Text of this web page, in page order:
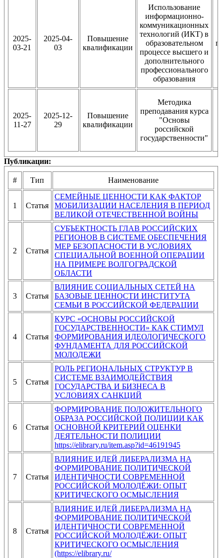
2025-
03-21
2025-04-
03
Повышение
квалификации
Использование
информационно-
коммуникационных
технологий (ИКТ) в
образовательном
процессе высшего и
дополнительного
профессионального
образования
2025-
11-27
2025-12-
29
Повышение
квалификации
Методика
преподавания курса
"Основы
российской
государственности"
Публикации:
# Тип Наименование
1 Статья
СЕМЕЙНЫЕ ЦЕННОСТИ КАК ФАКТОР
МОБИЛИЗАЦИИ НАСЕЛЕНИЯ В ПЕРИОД
ВЕЛИКОЙ ОТЕЧЕСТВЕННОЙ ВОЙНЫ
2 Статья
СУБЪЕКТНОСТЬ ГЛАВ РОССИЙСКИХ
РЕГИОНОВ В СИСТЕМЕ ОБЕСПЕЧЕНИЯ
МЕР БЕЗОПАСНОСТИ В УСЛОВИЯХ
СПЕЦИАЛЬНОЙ ВОЕННОЙ ОПЕРАЦИИ
НА ПРИМЕРЕ ВОЛГОГРАДСКОЙ
ОБЛАСТИ
3 Статья
ВЛИЯНИЕ СОЦИАЛЬНЫХ СЕТЕЙ НА
БАЗОВЫЕ ЦЕННОСТИ ИНСТИТУТА
СЕМЬИ В РОССИЙСКОЙ ФЕДЕРАЦИИ
4 Статья
КУРС «ОСНОВЫ РОССИЙСКОЙ
ГОСУДАРСТВЕННОСТИ» КАК СТИМУЛ
ФОРМИРОВАНИЯ ИДЕОЛОГИЧЕСКОГО
ФУНДАМЕНТА ДЛЯ РОССИЙСКОЙ
МОЛОДЕЖИ
5 Статья
РОЛЬ РЕГИОНАЛЬНЫХ СТРУКТУР В
СИСТЕМЕ ВЗАИМОДЕЙСТВИЯ
ГОСУДАРСТВА И БИЗНЕСА В
УСЛОВИЯХ САНКЦИЙ
6 Статья
ФОРМИРОВАНИЕ ПОЛОЖИТЕЛЬНОГО
ОБРАЗА РОССИЙСКОЙ ПОЛИЦИИ КАК
ОСНОВНОЙ КРИТЕРИЙ ОЦЕНКИ
ДЕЯТЕЛЬНОСТИ ПОЛИЦИИ
https://elibrary.ru/item.asp?id=46191945
7 Статья
ВЛИЯНИЕ ИДЕЙ ЛИБЕРАЛИЗМА НА
ФОРМИРОВАНИЕ ПОЛИТИЧЕСКОЙ
ИДЕНТИЧНОСТИ СОВРЕМЕННОЙ
РОССИЙСКОЙ МОЛОДЁЖИ: ОПЫТ
КРИТИЧЕСКОГО ОСМЫСЛЕНИЯ
8 Статья
ВЛИЯНИЕ ИДЕЙ ЛИБЕРАЛИЗМА НА
ФОРМИРОВАНИЕ ПОЛИТИЧЕСКОЙ
ИДЕНТИЧНОСТИ СОВРЕМЕННОЙ
РОССИЙСКОЙ МОЛОДЁЖИ: ОПЫТ
КРИТИЧЕСКОГО ОСМЫСЛЕНИЯ
(https://elibrary.ru/